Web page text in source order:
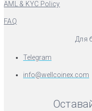
AML & KYC Policy
FAQ
Для
Telegram
info@wellcoinex.com